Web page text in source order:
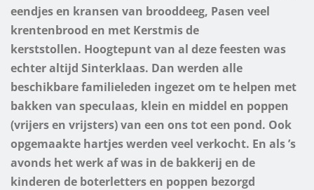
eendjes en kransen van brooddeeg, Pasen veel
krentenbrood en met Kerstmis de
kerststollen. Hoogtepunt van al deze feesten was
echter altijd Sinterklaas. Dan werden alle
beschikbare familieleden ingezet om te helpen met
bakken van speculaas, klein en middel en poppen
(vrijers en vrijsters) van een ons tot een pond. Ook
opgemaakte hartjes werden veel verkocht. En als ’s
avonds het werk af was in de bakkerij en de
kinderen de boterletters en poppen bezorgd